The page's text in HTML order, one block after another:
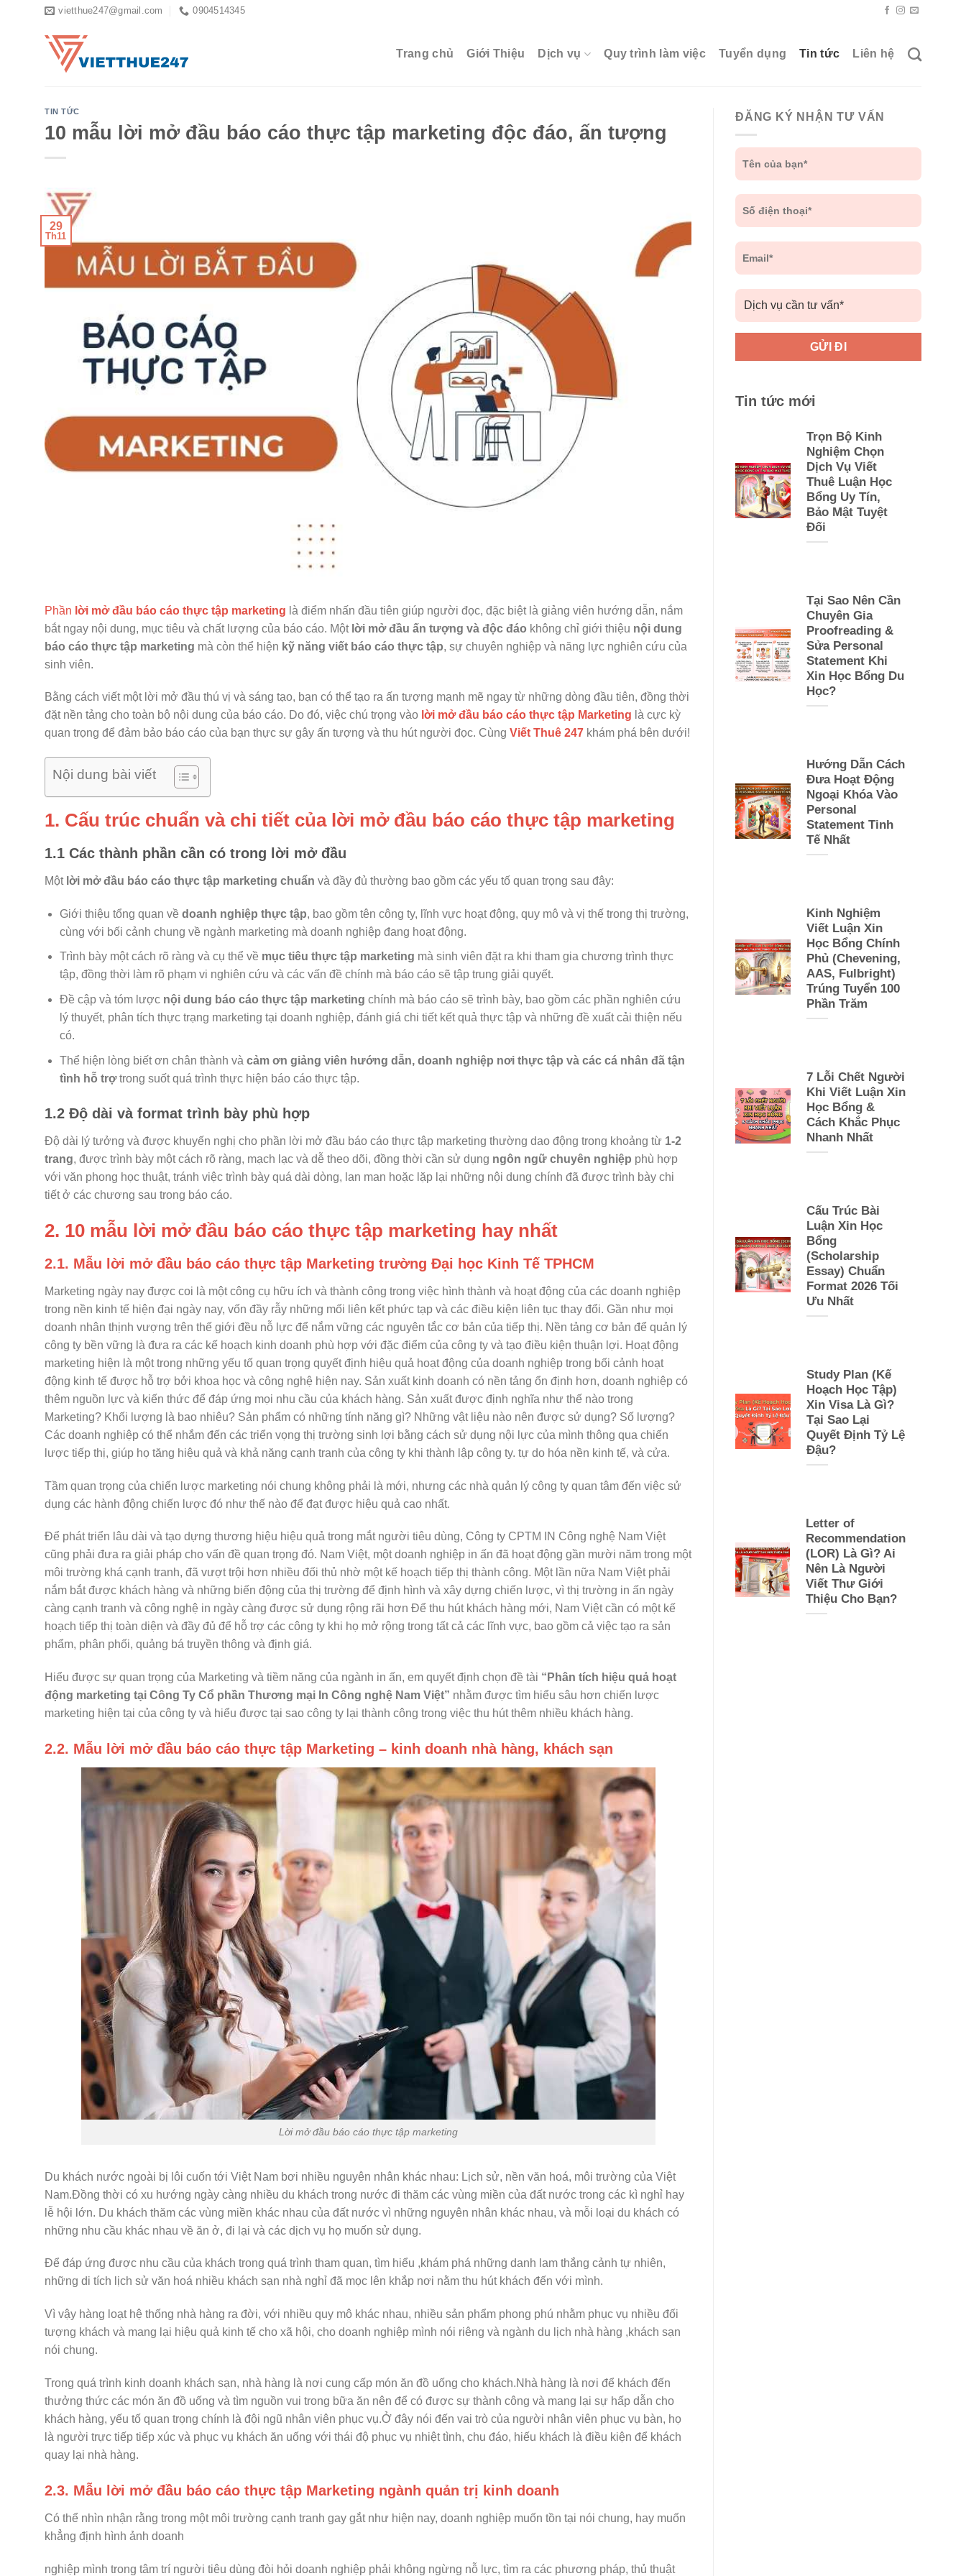
vietthue247@gmail.com 0904514345
Trang chủ Giới Thiệu Dịch vụ Quy trình làm việc Tuyển dụng Tin tức Liên hệ
TIN TỨC
10 mẫu lời mở đầu báo cáo thực tập marketing độc đáo, ấn tượng
29
Th11
Phần lời mở đầu báo cáo thực tập marketing là điểm nhấn đầu tiên giúp người đọc, đặc biệt là giảng viên hướng dẫn, nắm
bắt ngay nội dung, mục tiêu và chất lượng của báo cáo. Một lời mở đầu ấn tượng và độc đáo không chỉ giới thiệu nội dung
báo cáo thực tập marketing mà còn thể hiện kỹ năng viết báo cáo thực tập, sự chuyên nghiệp và năng lực nghiên cứu của
sinh viên.
Bằng cách viết một lời mở đầu thú vị và sáng tạo, bạn có thể tạo ra ấn tượng mạnh mẽ ngay từ những dòng đầu tiên, đồng thời
đặt nền tảng cho toàn bộ nội dung của báo cáo. Do đó, việc chú trọng vào lời mở đầu báo cáo thực tập Marketing là cực kỳ
quan trọng để đảm bảo báo cáo của bạn thực sự gây ấn tượng và thu hút người đọc. Cùng Viết Thuê 247 khám phá bên dưới!
Nội dung bài viết
1. Cấu trúc chuẩn và chi tiết của lời mở đầu báo cáo thực tập marketing
1.1 Các thành phần cần có trong lời mở đầu
Một lời mở đầu báo cáo thực tập marketing chuẩn và đầy đủ thường bao gồm các yếu tố quan trọng sau đây:
Giới thiệu tổng quan về doanh nghiệp thực tập, bao gồm tên công ty, lĩnh vực hoạt động, quy mô và vị thế trong thị trường,
cùng với bối cảnh chung về ngành marketing mà doanh nghiệp đang hoạt động.
Trình bày một cách rõ ràng và cụ thể về mục tiêu thực tập marketing mà sinh viên đặt ra khi tham gia chương trình thực
tập, đồng thời làm rõ phạm vi nghiên cứu và các vấn đề chính mà báo cáo sẽ tập trung giải quyết.
Đề cập và tóm lược nội dung báo cáo thực tập marketing chính mà báo cáo sẽ trình bày, bao gồm các phần nghiên cứu
lý thuyết, phân tích thực trạng marketing tại doanh nghiệp, đánh giá chi tiết kết quả thực tập và những đề xuất cải thiện nếu
có.
Thể hiện lòng biết ơn chân thành và cảm ơn giảng viên hướng dẫn, doanh nghiệp nơi thực tập và các cá nhân đã tận
tình hỗ trợtrong suốt quá trình thực hiện báo cáo thực tập.
1.2 Độ dài và format trình bày phù hợp
Độ dài lý tưởng và được khuyến nghị cho phần lời mở đầu báo cáo thực tập marketing thường dao động trong khoảng từ 1-2
trang, được trình bày một cách rõ ràng, mạch lạc và dễ theo dõi, đồng thời cần sử dụng ngôn ngữ chuyên nghiệp phù hợp
với văn phong học thuật, tránh việc trình bày quá dài dòng, lan man hoặc lặp lại những nội dung chính đã được trình bày chi
tiết ở các chương sau trong báo cáo.
2. 10 mẫu lời mở đầu báo cáo thực tập marketing hay nhất
2.1. Mẫu lời mở đầu báo cáo thực tập Marketing trường Đại học Kinh Tế TPHCM
Marketing ngày nay được coi là một công cụ hữu ích và thành công trong việc hình thành và hoạt động của các doanh nghiệp
trong nền kinh tế hiện đại ngày nay, vốn đầy rẫy những mối liên kết phức tạp và các điều kiện liên tục thay đổi. Gần như mọi
doanh nhân thịnh vượng trên thế giới đều nỗ lực để nắm vững các nguyên tắc cơ bản của tiếp thị. Nền tảng cơ bản để quản lý
công ty bền vững là đưa ra các kế hoạch kinh doanh phù hợp với đặc điểm của công ty và tạo điều kiện thuận lợi. Hoạt động
marketing hiện là một trong những yếu tố quan trọng quyết định hiệu quả hoạt động của doanh nghiệp trong bối cảnh hoạt
động kinh tế được hỗ trợ bởi khoa học và công nghệ hiện nay. Sản xuất kinh doanh có nền tảng ổn định hơn, doanh nghiệp có
thêm nguồn lực và kiến thức để đáp ứng mọi nhu cầu của khách hàng. Sản xuất được định nghĩa như thế nào trong
Marketing? Khối lượng là bao nhiêu? Sản phẩm có những tính năng gì? Những vật liệu nào nên được sử dụng? Số lượng?
Các doanh nghiệp có thể nhắm đến các triển vọng thị trường sinh lợi bằng cách sử dụng nội lực của mình thông qua chiến
lược tiếp thị, giúp họ tăng hiệu quả và khả năng cạnh tranh của công ty khi thành lập công ty. tự do hóa nền kinh tế, và cửa.
Tầm quan trọng của chiến lược marketing nói chung không phải là mới, nhưng các nhà quản lý công ty quan tâm đến việc sử
dụng các hành động chiến lược đó như thế nào để đạt được hiệu quả cao nhất.
Để phát triển lâu dài và tạo dựng thương hiệu hiệu quả trong mắt người tiêu dùng, Công ty CPTM IN Công nghệ Nam Việt
cũng phải đưa ra giải pháp cho vấn đề quan trọng đó. Nam Việt, một doanh nghiệp in ấn đã hoạt động gần mười năm trong một
môi trường khá cạnh tranh, đã vượt trội hơn nhiều đối thủ nhờ một kế hoạch tiếp thị thành công. Một lần nữa Nam Việt phải
nắm bắt được khách hàng và những biến động của thị trường để định hình và xây dựng chiến lược, vì thị trường in ấn ngày
càng cạnh tranh và công nghệ in ngày càng được sử dụng rộng rãi hơn Để thu hút khách hàng mới, Nam Việt cần có một kế
hoạch tiếp thị toàn diện và đầy đủ để hỗ trợ các công ty khi họ mở rộng trong tất cả các lĩnh vực, bao gồm cả việc tạo ra sản
phẩm, phân phối, quảng bá truyền thông và định giá.
Hiểu được sự quan trọng của Marketing và tiềm năng của ngành in ấn, em quyết định chọn đề tài “Phân tích hiệu quả hoạt
động marketing tại Công Ty Cổ phần Thương mại In Công nghệ Nam Việt” nhằm được tìm hiểu sâu hơn chiến lược
marketing hiện tại của công ty và hiểu được tại sao công ty lại thành công trong việc thu hút thêm nhiều khách hàng.
2.2. Mẫu lời mở đầu báo cáo thực tập Marketing – kinh doanh nhà hàng, khách sạn
Lời mở đầu báo cáo thực tập marketing
Du khách nước ngoài bị lôi cuốn tới Việt Nam bơi nhiều nguyên nhân khác nhau: Lịch sử, nền văn hoá, môi trường của Việt
Nam.Đồng thời có xu hướng ngày càng nhiều du khách trong nước đi thăm các vùng miền của đất nước trong các kì nghỉ hay
lễ hội lớn. Du khách thăm các vùng miền khác nhau của đất nước vì những nguyên nhân khác nhau, và mỗi loại du khách có
những nhu cầu khác nhau về ăn ở, đi lại và các dịch vụ họ muốn sử dụng.
Để đáp ứng được nhu cầu của khách trong quá trình tham quan, tìm hiểu ,khám phá những danh lam thắng cảnh tự nhiên,
những di tích lịch sử văn hoá nhiều khách sạn nhà nghỉ đã mọc lên khắp nơi nằm thu hút khách đến với mình.
Vì vậy hàng loạt hệ thống nhà hàng ra đời, với nhiều quy mô khác nhau, nhiều sản phẩm phong phú nhằm phục vụ nhiều đối
tượng khách và mang lại hiệu quả kinh tế cho xã hội, cho doanh nghiệp mình nói riêng và ngành du lịch nhà hàng ,khách sạn
nói chung.
Trong quá trình kinh doanh khách sạn, nhà hàng là nơi cung cấp món ăn đồ uống cho khách.Nhà hàng là nơi để khách đến
thưởng thức các món ăn đồ uống và tìm nguồn vui trong bữa ăn nên để có được sự thành công và mang lại sự hấp dẫn cho
khách hàng, yếu tố quan trọng chính là đội ngũ nhân viên phục vụ.Ở đây nói đến vai trò của người nhân viên phục vụ bàn, họ
là người trực tiếp tiếp xúc và phục vụ khách ăn uống với thái độ phục vụ nhiệt tình, chu đáo, hiếu khách là điều kiện để khách
quay lại nhà hàng.
2.3. Mẫu lời mở đầu báo cáo thực tập Marketing ngành quản trị kinh doanh
Có thể nhìn nhận rằng trong một môi trường cạnh tranh gay gắt như hiện nay, doanh nghiệp muốn tồn tại nói chung, hay muốn
khẳng định hình ảnh doanh
nghiệp mình trong tâm trí người tiêu dùng đòi hỏi doanh nghiệp phải không ngừng nỗ lực, tìm ra các phương pháp, thủ thuật
ĐĂNG KÝ NHẬN TƯ VẤN
Tin tức mới
Trọn Bộ Kinh
Nghiệm Chọn
Dịch Vụ Viết
Thuê Luận Học
Bổng Uy Tín,
Bảo Mật Tuyệt
Đối
Tại Sao Nên Cần
Chuyên Gia
Proofreading &
Sửa Personal
Statement Khi
Xin Học Bổng Du
Học?
Hướng Dẫn Cách
Đưa Hoạt Động
Ngoại Khóa Vào
Personal
Statement Tinh
Tế Nhất
Kinh Nghiệm
Viết Luận Xin
Học Bổng Chính
Phủ (Chevening,
AAS, Fulbright)
Trúng Tuyển 100
Phần Trăm
7 Lỗi Chết Người
Khi Viết Luận Xin
Học Bổng &
Cách Khắc Phục
Nhanh Nhất
Cấu Trúc Bài
Luận Xin Học
Bổng
(Scholarship
Essay) Chuẩn
Format 2026 Tối
Ưu Nhất
Study Plan (Kế
Hoạch Học Tập)
Xin Visa Là Gì?
Tại Sao Lại
Quyết Định Tỷ Lệ
Đậu?
Letter of
Recommendation
(LOR) Là Gì? Ai
Nên Là Người
Viết Thư Giới
Thiệu Cho Bạn?